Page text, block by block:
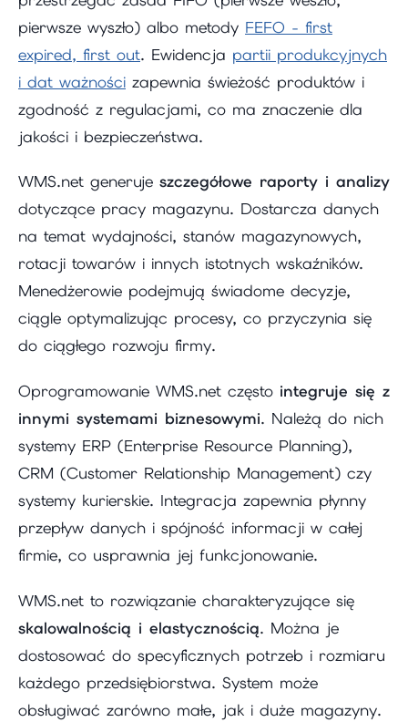
pierwsze wyszło) albo metody FEFO - first
expired, first out. Ewidencja partii produkcyjnych
i dat ważności zapewnia świeżość produktów i
zgodność z regulacjami, co ma znaczenie dla
jakości i bezpieczeństwa.
WMS.net generuje szczegółowe raporty i analizy
dotyczące pracy magazynu. Dostarcza danych
na temat wydajności, stanów magazynowych,
rotacji towarów i innych istotnych wskaźników.
Menedżerowie podejmują świadome decyzje,
ciągle optymalizując procesy, co przyczynia się
do ciągłego rozwoju firmy.
Oprogramowanie WMS.net często integruje się z
innymi systemami biznesowymi. Należą do nich
systemy ERP (Enterprise Resource Planning),
CRM (Customer Relationship Management) czy
systemy kurierskie. Integracja zapewnia płynny
przepływ danych i spójność informacji w całej
firmie, co usprawnia jej funkcjonowanie.
WMS.net to rozwiązanie charakteryzujące się
skalowalnością i elastycznością. Można je
dostosować do specyficznych potrzeb i rozmiaru
każdego przedsiębiorstwa. System może
obsługiwać zarówno małe, jak i duże magazyny.